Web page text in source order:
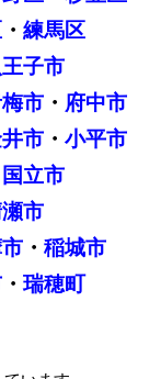
・ 練馬区
子市
市・ 府中市
市・ 小平市
国立市
市
・ 稲城市
・瑞穂町